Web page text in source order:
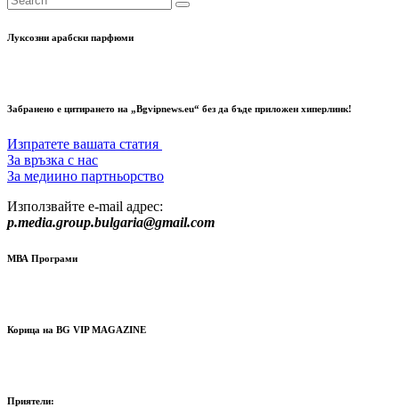
Луксозни арабски парфюми
Забранено е цитирането на „Bgvipnews.eu“ без да бъде приложен хиперлинк!
Изпратете вашата статия
За връзка с нас
За медиино партньорство
Използвайте e-mail адрес:
p.media.group.bulgaria@gmail.com
МВА Програми
Корица на BG VIP MAGAZINE
Приятели: